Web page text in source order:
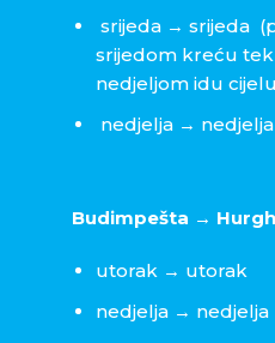
srijeda → srijeda
srijedom kreću tek
nedjeljom idu
nedjelja → nedjelja
Budimpešta →
utorak → utorak
nedjelja → nedjelja